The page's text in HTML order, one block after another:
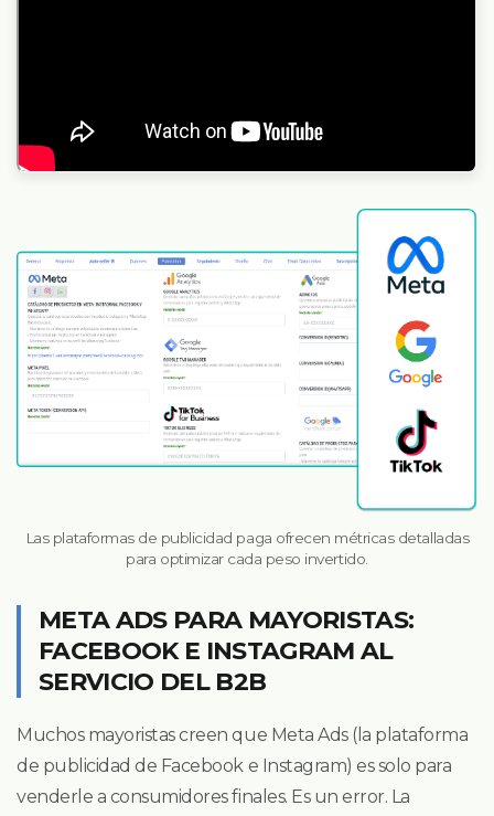
Las plataformas de publicidad paga ofrecen métricas detalladas
para optimizar cada peso invertido.
META ADS PARA MAYORISTAS:
FACEBOOK E INSTAGRAM AL
SERVICIO DEL B2B
Muchos mayoristas creen que Meta Ads (la plataforma
de publicidad de Facebook e Instagram) es solo para
venderle a consumidores finales. Es un error. La